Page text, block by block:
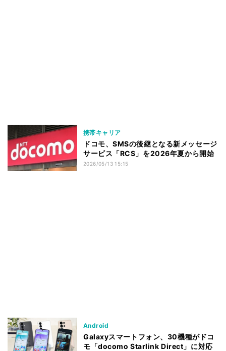
携帯キャリア
ドコモ、SMSの後継となる新メッセージ
サービス「RCS」を2026年夏から開始
2026/05/13 15:15
Android
Galaxyスマートフォン、30機種がドコ
モ「docomo Starlink Direct」に対応